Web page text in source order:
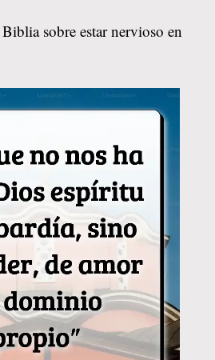
sobre estar nervioso en